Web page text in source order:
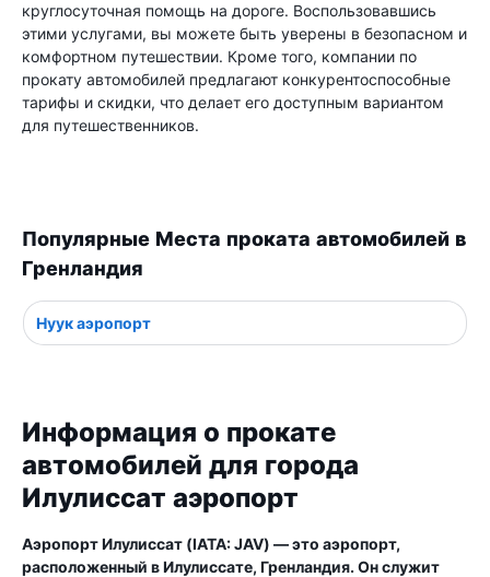
круглосуточная помощь на дороге. Воспользовавшись
этими услугами, вы можете быть уверены в безопасном и
комфортном путешествии. Кроме того, компании по
прокату автомобилей предлагают конкурентоспособные
тарифы и скидки, что делает его доступным вариантом
для путешественников.
Популярные Места проката автомобилей в
Гренландия
Нуук аэропорт
Информация о прокате
автомобилей для города
Илулиссат аэропорт
Аэропорт Илулиссат (IATA: JAV) — это аэропорт,
расположенный в Илулиссате, Гренландия. Он служит